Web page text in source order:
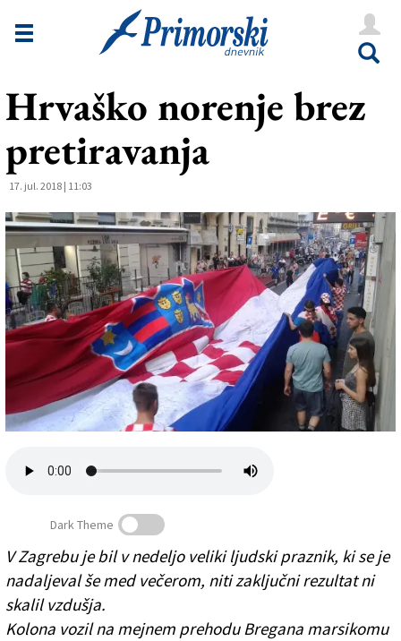
Novice
Goriška
Šport
Še
Vreme
V Kioskih
Uredništvo
Založnik
Hrvaško norenje brez
pretiravanja
17. jul. 2018 | 11:03
Hrvaško norenje brez pretiravanja
Dark Theme
V Zagrebu je bil v nedeljo veliki ljudski praznik, ki se je
nadaljeval še med večerom, niti zaključni rezultat ni
skalil vzdušja.
Kolona vozil na mejnem prehodu Bregana marsikomu